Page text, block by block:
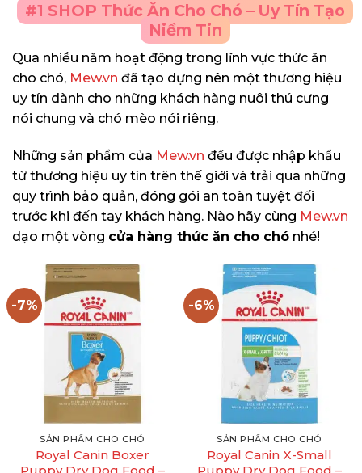
#1 SHOP Thức Ăn Cho Chó – Uy Tín Tạo
Niềm Tin
Qua nhiều năm hoạt động trong lĩnh vực thức ăn
cho chó, Mew.vn đã tạo dựng nên một thương hiệu
uy tín dành cho những khách hàng nuôi thú cưng
nói chung và chó mèo nói riêng.
Những sản phẩm của Mew.vn đều được nhập khẩu
từ thương hiệu uy tín trên thế giới và trải qua những
quy trình bảo quản, đóng gói an toàn tuyệt đối
trước khi đến tay khách hàng. Nào hãy cùng Mew.vn
dạo một vòng cửa hàng thức ăn cho chó nhé!
-7%
SẢN PHẨM CHO CHÓ
Royal Canin Boxer
Puppy Dry Dog Food –
-6%
SẢN PHẨM CHO CHÓ
Royal Canin X-Small
Puppy Dry Dog Food –